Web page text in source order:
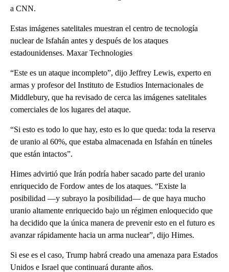
a CNN.
Estas imágenes satelitales muestran el centro de tecnología
nuclear de Isfahán antes y después de los ataques
estadounidenses. Maxar Technologies
“Este es un ataque incompleto”, dijo Jeffrey Lewis, experto en
armas y profesor del Instituto de Estudios Internacionales de
Middlebury, que ha revisado de cerca las imágenes satelitales
comerciales de los lugares del ataque.
“Si esto es todo lo que hay, esto es lo que queda: toda la reserva
de uranio al 60%, que estaba almacenada en Isfahán en túneles
que están intactos”.
Himes advirtió que Irán podría haber sacado parte del uranio
enriquecido de Fordow antes de los ataques. “Existe la
posibilidad —y subrayo la posibilidad— de que haya mucho
uranio altamente enriquecido bajo un régimen enloquecido que
ha decidido que la única manera de prevenir esto en el futuro es
avanzar rápidamente hacia un arma nuclear”, dijo Himes.
Si ese es el caso, Trump habrá creado una amenaza para Estados
Unidos e Israel que continuará durante años.